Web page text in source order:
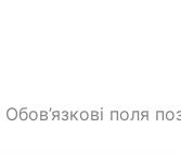
Обов’язкові поля